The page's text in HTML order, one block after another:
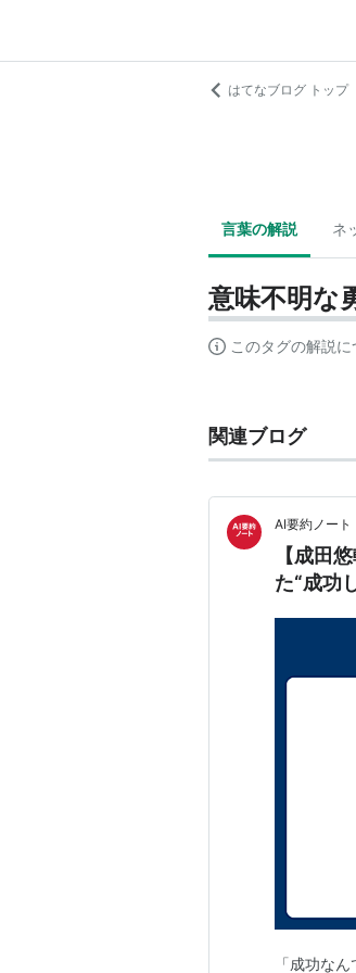
はてなブログ トップ
言葉の解説 ネ
意味不明な
このタグの解説に
関連ブログ
AI要約ノート
【成田
た“成功
「成功な